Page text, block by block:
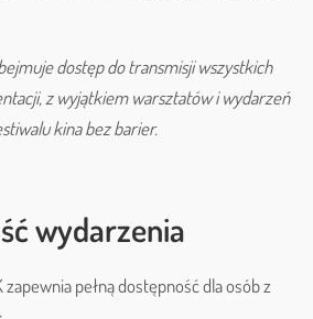
dostęp do transmisji wszystkich
z wyjątkiem warsztatów i wydarzeń
kina bez barier.
wydarzenia
pełną dostępność dla osób z